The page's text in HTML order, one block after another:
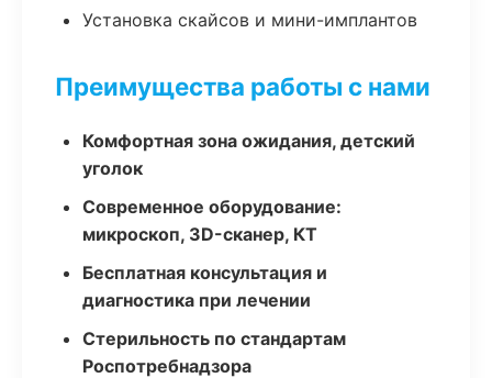
Установка скайсов и мини-имплантов
Преимущества работы с нами
Комфортная зона ожидания, детский
уголок
Современное оборудование:
микроскоп, 3D-сканер, КТ
Бесплатная консультация и
диагностика при лечении
Стерильность по стандартам
Роспотребнадзора